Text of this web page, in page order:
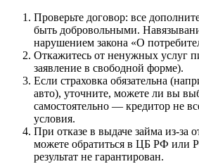
Проверьте договор: все
быть добровольными.
нарушением закона «О
Откажитесь от ненужных услуг
заявление в свободной форме).
Если страховка обязательна
авто), уточните, можете ли вы
самостоятельно — кредитор не
условия.
При отказе в выдаче займа из-за
можете обратиться в ЦБ РФ или
результат не гарантирован.